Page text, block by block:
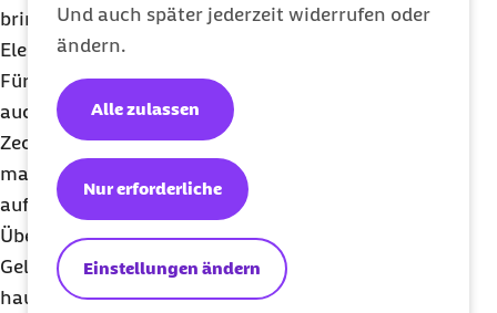
Und auch später jederzeit widerrufen oder
ändern.
Einstellungen ändern
Nur erforderliche
Alle zulassen
bringt man für solch einen Fall schon von zu Hause
Elektrolytpulver mit, das man im Wasser auflöst.
Für Aktivitäten im Freien empfiehlt Marschall,
auch an den Schutz vor lästigen Mücken und
Zecken zu denken. Denn die können in so
manchem Urlaubsland noch deutlich häufiger
auftreten als in Deutschland und sind als
Überträger von Krankheiten wie Malaria oder
Gelbfieber gut bekannt. „Ein guter Schutz ist
hautbedeckende Kleidung. Sie sollte vor allem in